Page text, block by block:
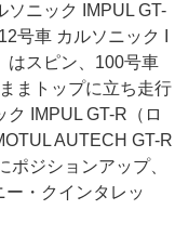
ニック IMPUL GT-
号車 カルソニック I
はスピン、100号車
まトップに立ち走行
IMPUL GT-R（ロ
AUTECH GT-R
ポジションアップ、
ー・クインタレッ